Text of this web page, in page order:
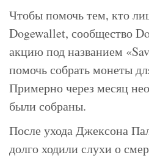
Чтобы помочь тем, кто
Dogewallet, сообщество
акцию под названием
помочь собрать монеты
Примерно через месяц
были собраны.
После ухода Джексона
долго ходили слухи о